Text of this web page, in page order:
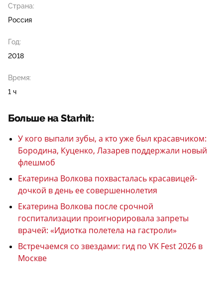
Страна:
Россия
Год:
2018
Время:
1 ч
Больше на Starhit:
У кого выпали зубы, а кто уже был красавчиком:
Бородина, Куценко, Лазарев поддержали новый
флешмоб
Екатерина Волкова похвасталась красавицей-
дочкой в день ее совершеннолетия
Екатерина Волкова после срочной
госпитализации проигнорировала запреты
врачей: «Идиотка полетела на гастроли»
Встречаемся со звездами: гид по VK Fest 2026 в
Москве